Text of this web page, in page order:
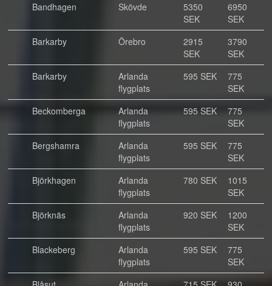
Bandhagen
Skövde
5350
SEK
6950
SEK
Barkarby
Örebro
2915
SEK
3790
SEK
Barkarby
Arlanda
flygplats
595 SEK
775
SEK
Beckomberga
Arlanda
flygplats
595 SEK
775
SEK
Bergshamra
Arlanda
flygplats
595 SEK
775
SEK
Björkhagen
Arlanda
flygplats
780 SEK
1015
SEK
Björknäs
Arlanda
flygplats
920 SEK
1200
SEK
Blackeberg
Arlanda
flygplats
595 SEK
775
SEK